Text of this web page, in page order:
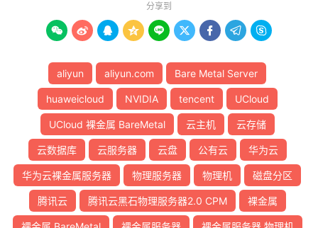
分享到
        
aliyun aliyun.com Bare Metal Server
huaweicloud NVIDIA tencent UCloud
UCloud 裸金属 BareMetal 云主机 云存储
云数据库 云服务器 云盘 公有云 华为云
华为云裸金属服务器 物理服务器 物理机 磁盘分区
腾讯云 腾讯云黑石物理服务器2.0 CPM 裸金属